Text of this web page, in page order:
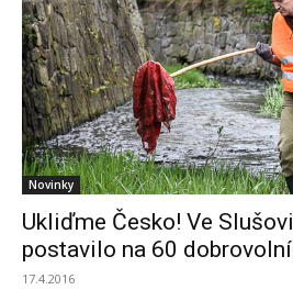
Novinky
Ukliďme Česko! Ve
postavilo na 60
17.4.2016